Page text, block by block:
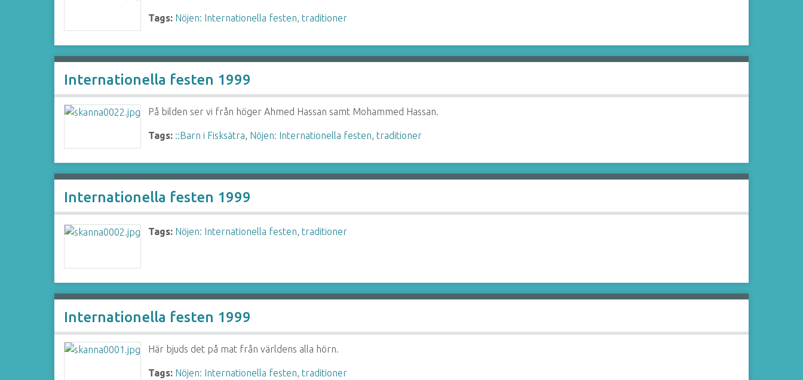
Tags: Nöjen: Internationella festen,traditioner
Internationella festen 1999
På bilden ser vi från höger Ahmed Hassan samt Mohammed Hassan.
Tags: ::Barn i Fisksätra, Nöjen: Internationella festen,traditioner
Internationella festen 1999
Tags: Nöjen: Internationella festen,traditioner
Internationella festen 1999
Här bjuds det på mat från världens alla hörn.
Tags: Nöjen: Internationella festen,traditioner